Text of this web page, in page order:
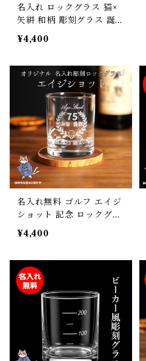
名入れ ロックグラス 猫×
矢絣 和柄 彫刻グラス 誕生
日プレゼント 結婚祝い 父
の日 母の日 和モダン ギフ
¥4,400
名入れ無料 ゴルフ エイジ
ショット 記念 ロックグラ
ス プレゼント ギフト
¥4,400